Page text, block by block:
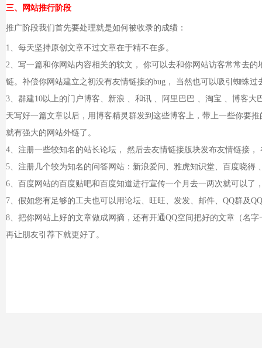
三、网站推行阶段
推广阶段我们首先要处理就是如何被收录的成绩：
1、每天坚持原创文章不过文章在于精不在多。
2、写一篇和你网站内容相关的软文， 你可以去和你网站访客常常去
链。补偿你网站建立之初没有友情链接的bug， 当然也可以吸引蜘蛛过
3、群建10以上的门户博客、新浪 、和讯 、阿里巴巴 、淘宝 、博客大
天写好一篇文章以后，用博客精灵群发到这些博客上，带上一些你要
就有强大的网站外链了。
4、注册一些较知名的站长论坛， 然后去友情链接版块发布友情链接
5、注册几个较为知名的问答网站：新浪爱问、雅虎知识堂、百度晓得
6、百度网站的百度贴吧和百度知道进行宣传一个月去一两次就可以了
7、假如您有足够的工夫也可以用论坛、旺旺、发发、邮件、QQ群及
8、把你网站上好的文章做成网摘，还有开通QQ空间把好的文章（名
再让朋友引荐下就更好了。